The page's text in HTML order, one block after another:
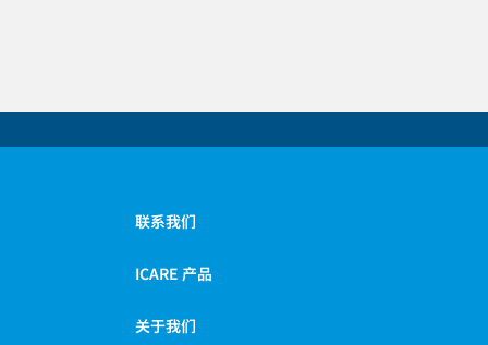
联系我们
ICARE 产品
关于我们